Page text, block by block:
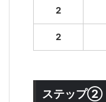
2
2
ステップ②